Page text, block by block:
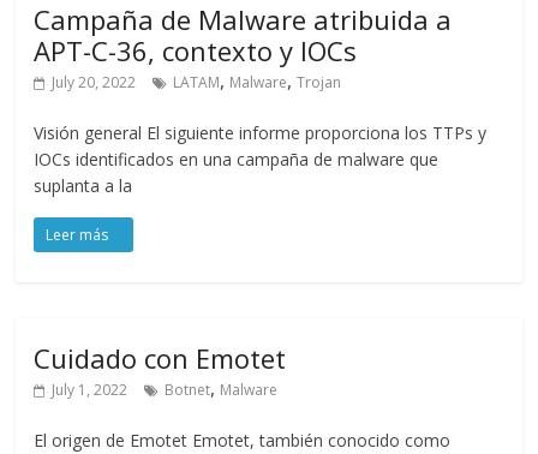
Campaña de Malware atribuida a
APT-C-36, contexto y IOCs
July 20, 2022 LATAM, Malware,Trojan
Visión general El siguiente informe proporciona los TTPs y
IOCs identificados en una campaña de malware que
suplanta a la
Cuidado con Emotet
July 1, 2022 Botnet, Malware
El origen de Emotet Emotet, también conocido como